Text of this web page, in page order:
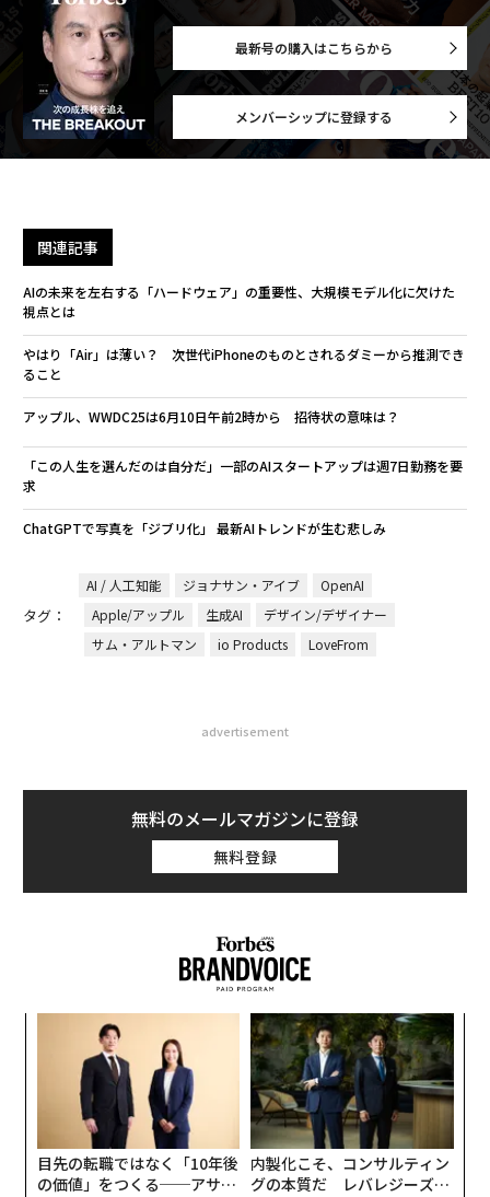
最新号の購入はこちらから
メンバーシップに登録する
関連記事
AIの未来を左右する「ハードウェア」の重要性、大規模モデル化に欠けた
視点とは
やはり「Air」は薄い？ 次世代iPhoneのものとされるダミーから推測でき
ること
アップル、WWDC25は6月10日午前2時から 招待状の意味は？
「この人生を選んだのは自分だ」一部のAIスタートアップは週7日勤務を要
求
ChatGPTで写真を「ジブリ化」 最新AIトレンドが生む悲しみ
タグ：
AI / 人工知能 ジョナサン・アイブ
OpenAI
Apple/アップル
生成AI
デザイン/デザイナー
サム・アルトマン
io Products LoveFrom
advertisement
無料のメールマガジンに登録
無料登録
目先の転職ではなく「10年後
の価値」をつくる──アサイ
内製化こそ、コンサルティン
グの本質だ レバレジーズが